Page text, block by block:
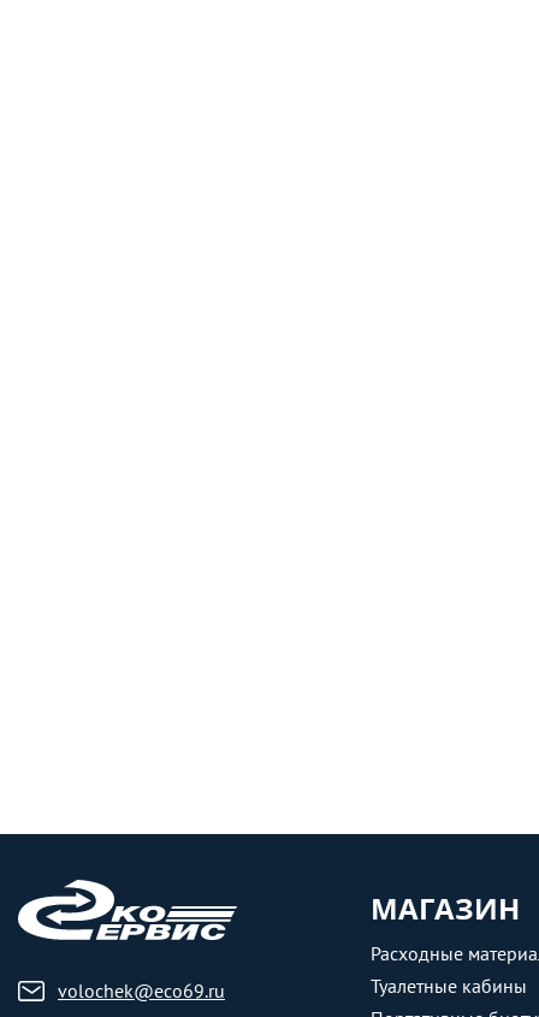
volochek@eco69.ru
МАГАЗИН
Расходные
Туалетные кабины